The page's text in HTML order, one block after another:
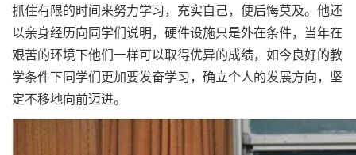
抓住有限的时间来努力学习，充实自己，便后悔莫及。他还
以亲身经历向同学们说明，硬件设施只是外在条件，当年在
艰苦的环境下他们一样可以取得优异的成绩，如今良好的教
学条件下同学们更加要发奋学习，确立个人的发展方向，坚
定不移地向前迈进。